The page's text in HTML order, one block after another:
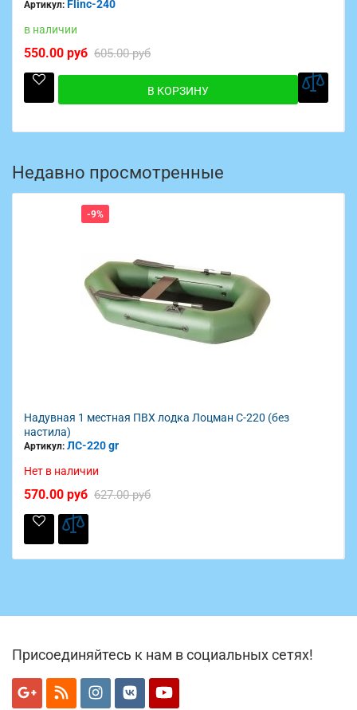
Артикул: Flinc-240
в наличии
550.00 руб 605.00 руб
В КОРЗИНУ
Недавно просмотренные
-9%
Надувная 1 местная ПВХ лодка Лоцман С-220 (без
настила)
Артикул: ЛС-220 gr
Нет в наличии
570.00 руб 627.00 руб
Присоединяйтесь к нам в социальных сетях!